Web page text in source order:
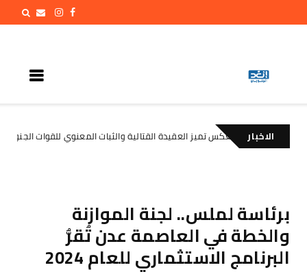
الاخبار
يعكس تميز العقيدة القتالية والثبات المعنوي للقوات الجنوبية
برئاسة لملس.. لجنة الموازنة
والخطة في العاصمة عدن تُقرُّ
البرنامج الاستثماري للعام 2024